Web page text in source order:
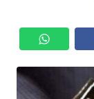
KRIMINAL
EKUIN